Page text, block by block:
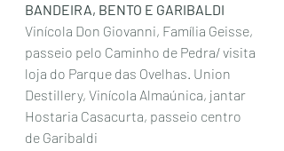
BANDEIRA, BENTO E GARIBALDI
Vinícola Don Giovanni, Família Geisse,
passeio pelo Caminho de Pedra/ visita
loja do Parque das Ovelhas. Union
Destillery, Vinícola Almaúnica, jantar
Hostaria Casacurta, passeio centro
de Garibaldi